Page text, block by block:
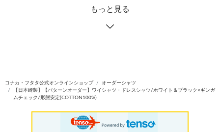
もっと見る
コナカ・フタタ公式オンラインショップ
オーダーシャツ
【日本縫製】【パターンオーダー】ワイシャツ・ドレスシャツ/ホワイト＆ブラック×ギンガ
ムチェック/形態安定(COTTON100%)